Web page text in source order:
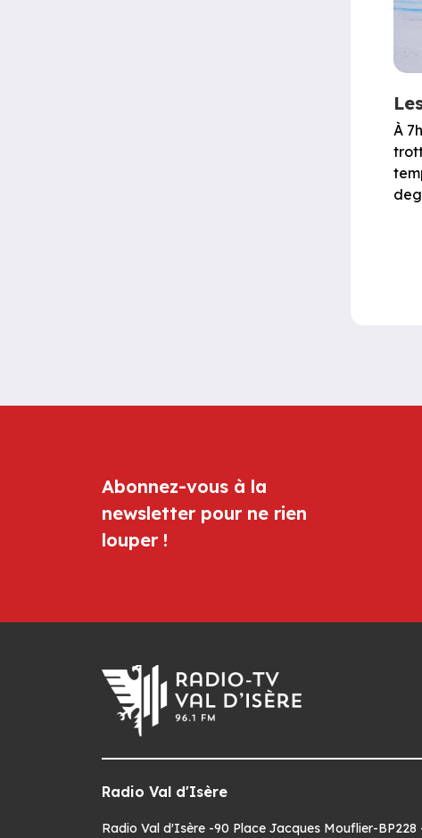
À
Abonnez-vous à la
newsletter pour ne rien
louper !
Radio Val d'Isère
Radio Val d'Isère -90 Place Jacques Mouflier-BP228